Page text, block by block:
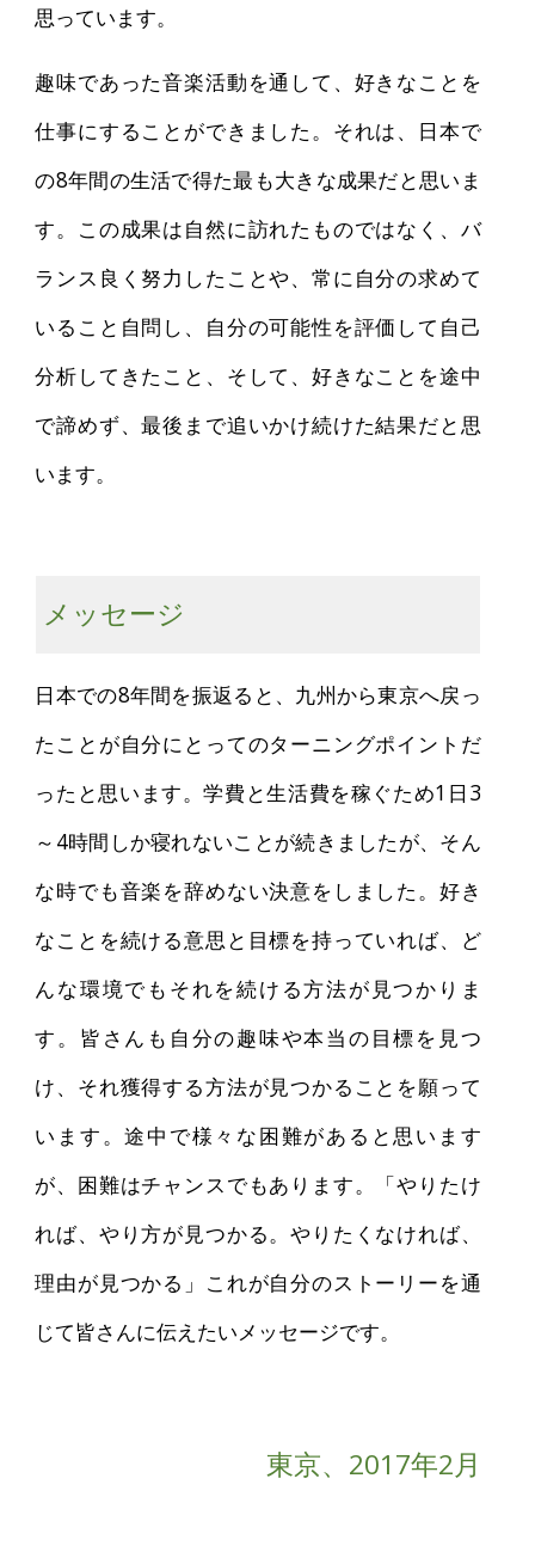
思っています。
趣味であった音楽活動を通して、好きなことを
仕事にすることができました。それは、日本で
の8年間の生活で得た最も大きな成果だと思いま
す。この成果は自然に訪れたものではなく、バ
ランス良く努力したことや、常に自分の求めて
いること自問し、自分の可能性を評価して自己
分析してきたこと、そして、好きなことを途中
で諦めず、最後まで追いかけ続けた結果だと思
います。
メッセージ
日本での8年間を振返ると、九州から東京へ戻っ
たことが自分にとってのターニングポイントだ
ったと思います。学費と生活費を稼ぐため1日3
～4時間しか寝れないことが続きましたが、そん
な時でも音楽を辞めない決意をしました。好き
なことを続ける意思と目標を持っていれば、ど
んな環境でもそれを続ける方法が見つかりま
す。皆さんも自分の趣味や本当の目標を見つ
け、それ獲得する方法が見つかることを願って
います。途中で様々な困難があると思います
が、困難はチャンスでもあります。「やりたけ
れば、やり方が見つかる。やりたくなければ、
理由が見つかる」これが自分のストーリーを通
じて皆さんに伝えたいメッセージです。
東京、2017年2月